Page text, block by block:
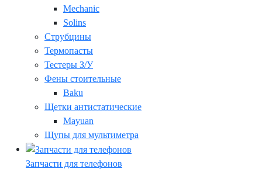
Mechanic
Solins
Струбцины
Термопасты
Тестеры З/У
Фены стоительные
Baku
Щетки антистатические
Mayuan
Щупы для мультиметра
Запчасти для телефонов